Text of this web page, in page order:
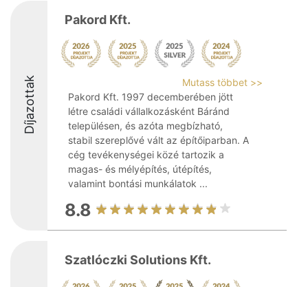
Díjazottak
Pakord Kft.
Mutass többet >>
Pakord Kft. 1997 decemberében jött
létre családi vállalkozásként Báránd
településen, és azóta megbízható,
stabil szereplővé vált az építőiparban. A
cég tevékenységei közé tartozik a
magas- és mélyépítés, útépítés,
valamint bontási munkálatok ...
8.8
Szatlóczki Solutions Kft.